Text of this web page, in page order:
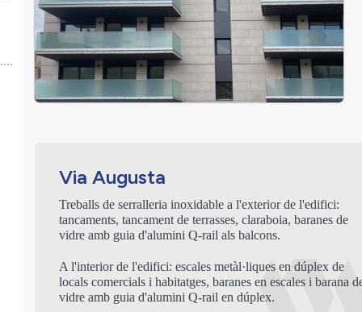
Via Augusta
Treballs de serralleria inoxidable a l'exterior de l'edifici:
tancaments, tancament de terrasses, claraboia, baranes de
vidre amb guia d'alumini Q-rail als balcons.
A l'interior de l'edifici: escales metàl·liques en dúplex de
locals comercials i habitatges, baranes en escales i barana
vidre amb guia d'alumini Q-rail en dúplex.